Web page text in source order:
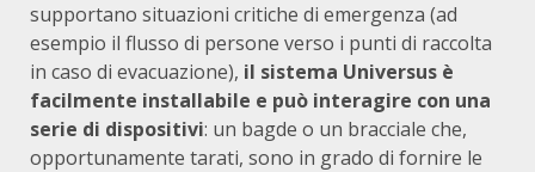
supportano situazioni critiche di emergenza (ad
esempio il flusso di persone verso i punti di raccolta
in caso di evacuazione), il sistema Universus è
facilmente installabile e può interagire con una
serie di dispositivi: un bagde o un bracciale che,
opportunamente tarati, sono in grado di fornire le